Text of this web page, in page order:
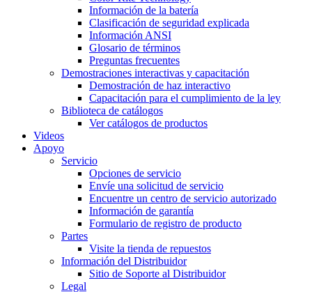
Información de la batería
Clasificación de seguridad explicada
Información ANSI
Glosario de términos
Preguntas frecuentes
Demostraciones interactivas y capacitación
Demostración de haz interactivo
Capacitación para el cumplimiento de la ley
Biblioteca de catálogos
Ver catálogos de productos
Videos
Apoyo
Servicio
Opciones de servicio
Envíe una solicitud de servicio
Encuentre un centro de servicio autorizado
Información de garantía
Formulario de registro de producto
Partes
Visite la tienda de repuestos
Información del Distribuidor
Sitio de Soporte al Distribuidor
Legal